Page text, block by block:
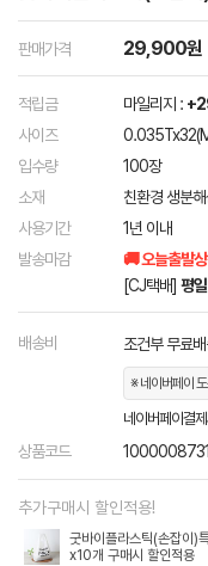
판매가격 29,900원
적립금 마일리지 :
사이즈
입수량
100장
소재
친환경 생분
사용기간
1년 이내
발송마감
🚚 오늘출발
[CJ택배] 평
배송비 조건부 무료
※ 네이버페이
네이버페이결
상품코드 1000008731
추가구매시 할인적용!
굿바이플라스틱(손잡이)
x10개 구매시 할인적용